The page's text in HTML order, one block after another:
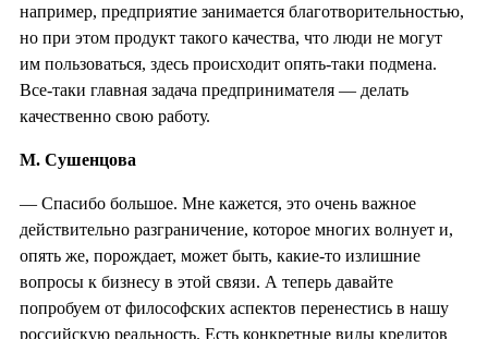
например, предприятие занимается благотворительностью,
но при этом продукт такого качества, что люди не могут
им пользоваться, здесь происходит опять-таки подмена.
Все-таки главная задача предпринимателя — делать
качественно свою работу.
М. Сушенцова
— Спасибо большое. Мне кажется, это очень важное
действительно разграничение, которое многих волнует и,
опять же, порождает, может быть, какие-то излишние
вопросы к бизнесу в этой связи. А теперь давайте
попробуем от философских аспектов перенестись в нашу
российскую реальность. Есть конкретные виды кредитов